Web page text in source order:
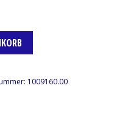
1009160.00